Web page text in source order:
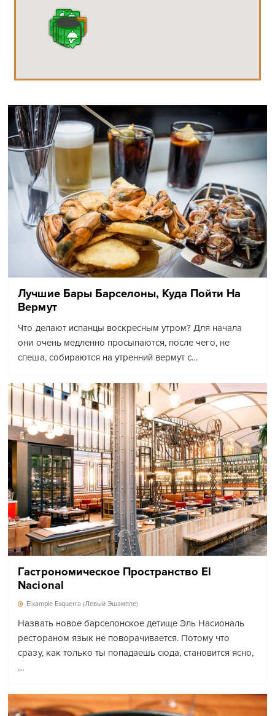
Лучшие Бары Барселоны, Куда Пойти На
Вермут
Что делают испанцы воскресным утром? Для начала
они очень медленно просыпаются, после чего, не
спеша, собираются на утренний вермут с…
Гастрономическое Пространство El
Nacional
Eixample Esquerra (Левый Эшампле)
Назвать новое барселонское детище Эль Насиональ
рестораном язык не поворачивается. Потому что
сразу, как только ты попадаешь сюда, становится ясно,
…